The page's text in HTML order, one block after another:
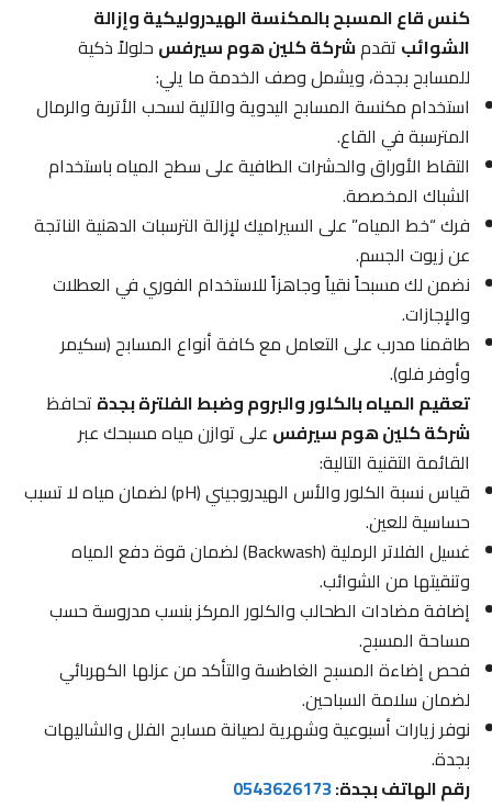
كنس قاع المسبح بالمكنسة الهيدروليكية وإزالة
الشوائبتقدمشركة كلين هوم سيرفسحلولاً ذكية
للمسابح بجدة، ويشمل وصف الخدمة ما يلي:
استخدام مكنسة المسابح اليدوية والآلية لسحب الأتربة والرمال
المترسبة في القاع.
التقاط الأوراق والحشرات الطافية على سطح المياه باستخدام
الشباك المخصصة.
فرك “خط المياه” على السيراميك لإزالة الترسبات الدهنية الناتجة
عن زيوت الجسم.
نضمن لك مسبحاً نقياً وجاهزاً للاستخدام الفوري في العطلات
والإجازات.
طاقمنا مدرب على التعامل مع كافة أنواع المسابح (سكيمر
وأوفر فلو).
تعقيم المياه بالكلور والبروم وضبط الفلترة بجدةتحافظ
شركة كلين هوم سيرفسعلى توازن مياه مسبحك عبر
القائمة التقنية التالية:
قياس نسبة الكلور والأس الهيدروجيني (pH) لضمان مياه لا تسبب
حساسية للعين.
غسيل الفلاتر الرملية (Backwash) لضمان قوة دفع المياه
وتنقيتها من الشوائب.
إضافة مضادات الطحالب والكلور المركز بنسب مدروسة حسب
مساحة المسبح.
فحص إضاءة المسبح الغاطسة والتأكد من عزلها الكهربائي
لضمان سلامة السباحين.
نوفر زيارات أسبوعية وشهرية لصيانة مسابح الفلل والشاليهات
بجدة.
رقم الهاتف بجدة:0543626173